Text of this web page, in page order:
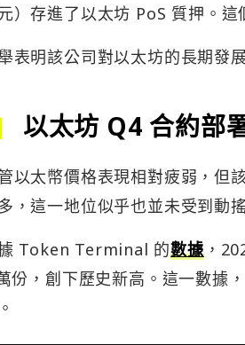
）存進了以太坊 PoS 質押。
表明該公司對以太坊的長期發
以太坊 Q4 合約部
以太幣價格表現相對疲弱，但
，這一地位似乎也並未受到動
Token Terminal 的數據，
份，創下歷史新高。這一數據